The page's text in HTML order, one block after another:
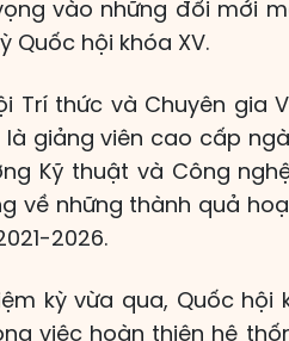
vào những đổi mới
Quốc hội khóa XV.
Trí thức và Chuyên gia
giảng viên cao cấp
Kỹ thuật và Công
về những thành quả
2026.
kỳ vừa qua, Quốc hội
việc hoàn thiện hệ